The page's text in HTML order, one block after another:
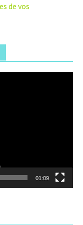
de vos
01:09